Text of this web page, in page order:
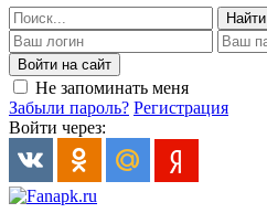
Найти
Войти на сайт
Не запоминать меня
Забыли пароль? Регистрация
Войти через: